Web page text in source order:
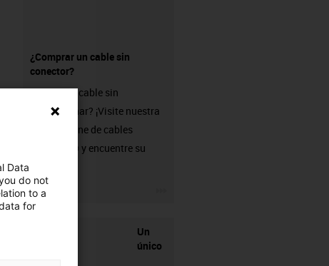
¿Comprar un cable sin
conector?
¿Busca un cable sin
confeccionar? ¡Visite nuestra
tienda online de cables
chainflex® y encuentre su
Un
único
Data
do not
to a
for